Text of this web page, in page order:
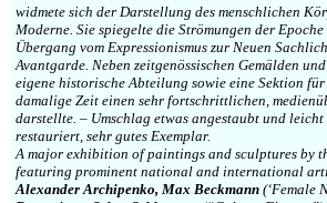
widmete sich der Darstellung des menschlichen
Moderne. Sie spiegelte die Strömungen der
Übergang vom Expressionismus zur Neuen
Avantgarde. Neben zeitgenössischen Gemälden
eigene historische Abteilung sowie eine Sektion
damalige Zeit einen sehr fortschrittlichen,
darstellte. – Umschlag etwas angestaubt und leicht
restauriert, sehr gutes Exemplar.
A major exhibition of paintings and sculptures by
featuring prominent national and international
Alexander Archipenko, Max Beckmann (‘Female